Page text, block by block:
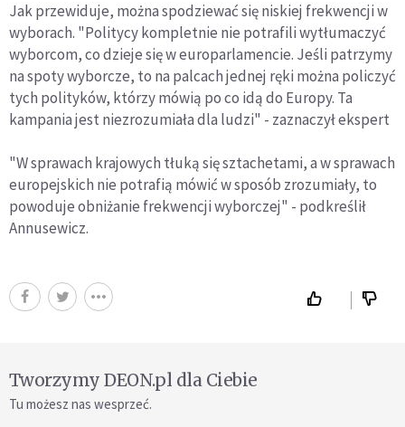
Jak przewiduje, można spodziewać się niskiej frekwencji w
wyborach. "Politycy kompletnie nie potrafili wytłumaczyć
wyborcom, co dzieje się w europarlamencie. Jeśli patrzymy
na spoty wyborcze, to na palcach jednej ręki można policzyć
tych polityków, którzy mówią po co idą do Europy. Ta
kampania jest niezrozumiała dla ludzi" - zaznaczył ekspert
"W sprawach krajowych tłuką się sztachetami, a w sprawach
europejskich nie potrafią mówić w sposób zrozumiały, to
powoduje obniżanie frekwencji wyborczej" - podkreślił
Annusewicz.
Tworzymy DEON.pl dla Ciebie
Tu możesz nas wesprzeć.